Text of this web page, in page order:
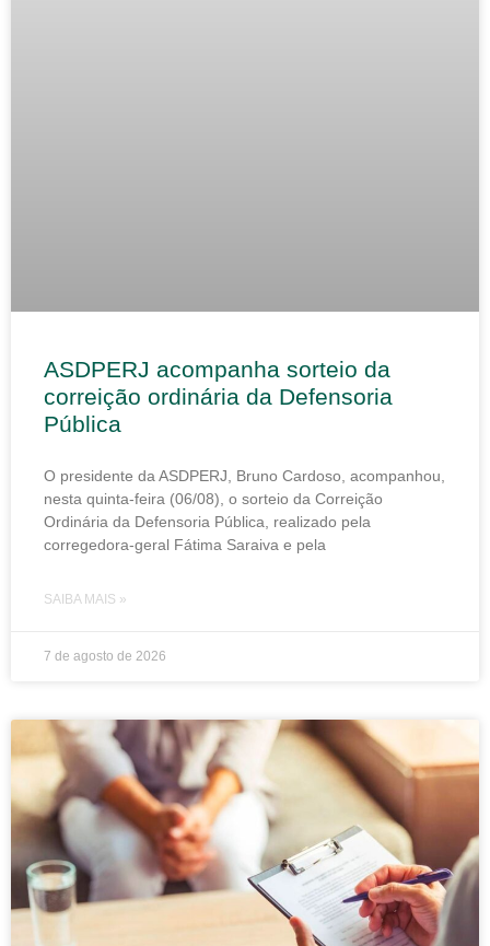
ASDPERJ acompanha sorteio da
correição ordinária da Defensoria
Pública
O presidente da ASDPERJ, Bruno Cardoso, acompanhou,
nesta quinta-feira (06/08), o sorteio da Correição
Ordinária da Defensoria Pública, realizado pela
corregedora-geral Fátima Saraiva e pela
SAIBA MAIS »
7 de agosto de 2026